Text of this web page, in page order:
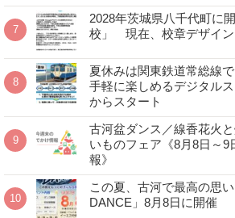
2028年茨城県八千代町に
校」 現在、校章デザイン
夏休みは関東鉄道常総線
手軽に楽しめるデジタル
からスタート
古河盆ダンス／線香花火
いものフェア《8月8日～9
報》
この夏、古河で最高の思
DANCE」8月8日に開催